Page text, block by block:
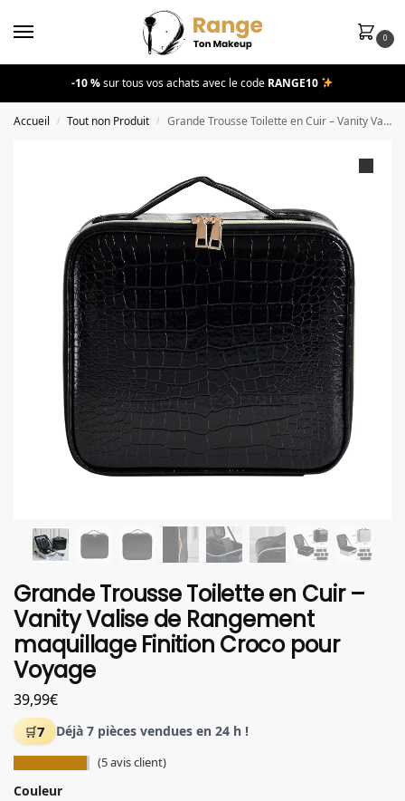
0
-10 %sur tous vos achats avec le code RANGE10
Accueil / Tout non Produit / Grande Trousse Toilette en Cuir – Vanity Valise de Rangement maquillage Finition Croco pour Voyage
Grande Trousse Toilette en Cuir –
Vanity Valise de Rangement
maquillage Finition Croco pour
Voyage
39,99€
7 Déjà 7 pièces vendues en 24 h !
(5avis client)
Couleur